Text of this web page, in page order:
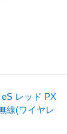
レッド PX
線(ワイヤレ